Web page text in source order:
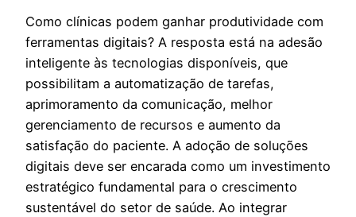
Como clínicas podem ganhar produtividade com
ferramentas digitais? A resposta está na adesão
inteligente às tecnologias disponíveis, que
possibilitam a automatização de tarefas,
aprimoramento da comunicação, melhor
gerenciamento de recursos e aumento da
satisfação do paciente. A adoção de soluções
digitais deve ser encarada como um investimento
estratégico fundamental para o crescimento
sustentável do setor de saúde. Ao integrar